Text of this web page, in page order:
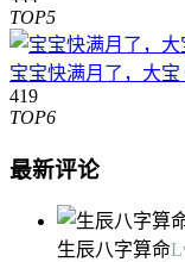
TOP5
宝宝快满月了，大
419
TOP6
最新评论
生辰八字算命